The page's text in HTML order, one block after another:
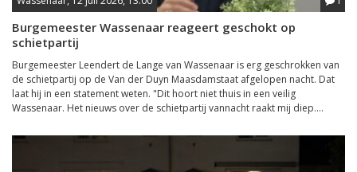
Burgemeester Wassenaar reageert geschokt op
schietpartij
Burgemeester Leendert de Lange van Wassenaar is erg geschrokken van
de schietpartij op de Van der Duyn Maasdamstaat afgelopen nacht. Dat
laat hij in een statement weten. "Dit hoort niet thuis in een veilig
Wassenaar. Het nieuws over de schietpartij vannacht raakt mij diep....